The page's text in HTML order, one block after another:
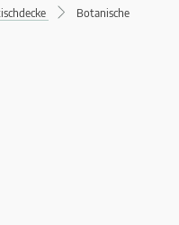
Botanische